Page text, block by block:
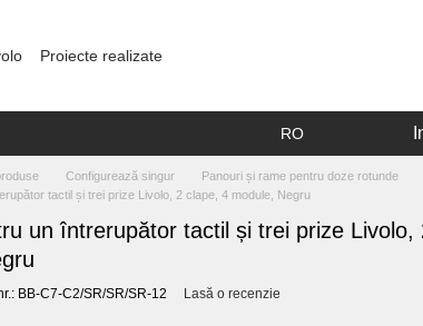
Proiecte realizate
RO
Configurează singur
Panouri și rame pentru doze rotunde
tactil și trei prize Livolo, 2 clape, 4 module, Negru
un întrerupător tactil și trei prize Livolo,
BB-C7-C2/SR/SR/SR-12 Lasă o recenzie